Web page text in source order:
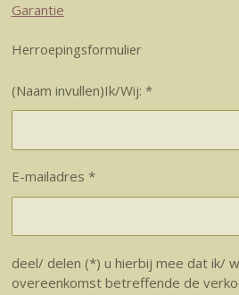
Garantie
Herroepingsformulier
(Naam invullen)Ik/Wij: *
E-mailadres *
deel/ delen (*) u hierbij mee dat ik/
overeenkomst betreffende de